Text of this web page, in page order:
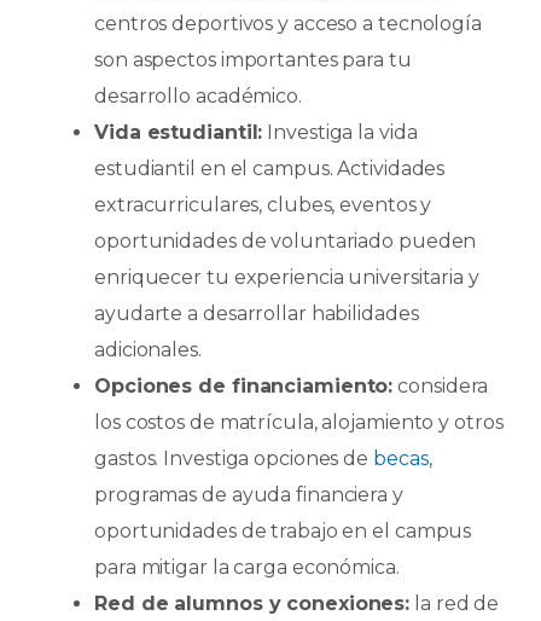
centros deportivos y acceso a tecnología
son aspectos importantes para tu
desarrollo académico.
Vida estudiantil: Investiga la vida
estudiantil en el campus. Actividades
extracurriculares, clubes, eventos y
oportunidades de voluntariado pueden
enriquecer tu experiencia universitaria y
ayudarte a desarrollar habilidades
adicionales.
Opciones de financiamiento: considera
los costos de matrícula, alojamiento y otros
gastos. Investiga opciones de becas,
programas de ayuda financiera y
oportunidades de trabajo en el campus
para mitigar la carga económica.
Red de alumnos y conexiones: la red de